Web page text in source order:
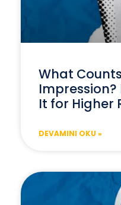
What
It for Higher
DEVAMINI OKU »